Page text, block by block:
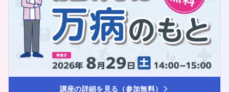
講座の詳細を見る（参加無料）